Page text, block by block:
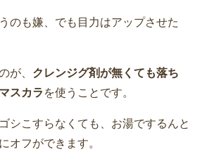
のも嫌、でも目力はアップさせた
が、 クレンジグ剤が無くても落ち
スカラ を使うことです。
シこすらなくても、お湯でするんと
オフができます。